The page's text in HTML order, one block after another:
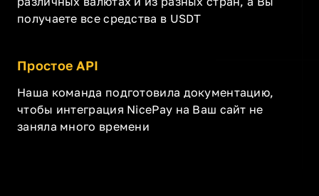
получаете все средства в USDT
Простое API
Наша команда подготовила документацию,
чтобы интеграция NicePay на Ваш сайт не
заняла много времени